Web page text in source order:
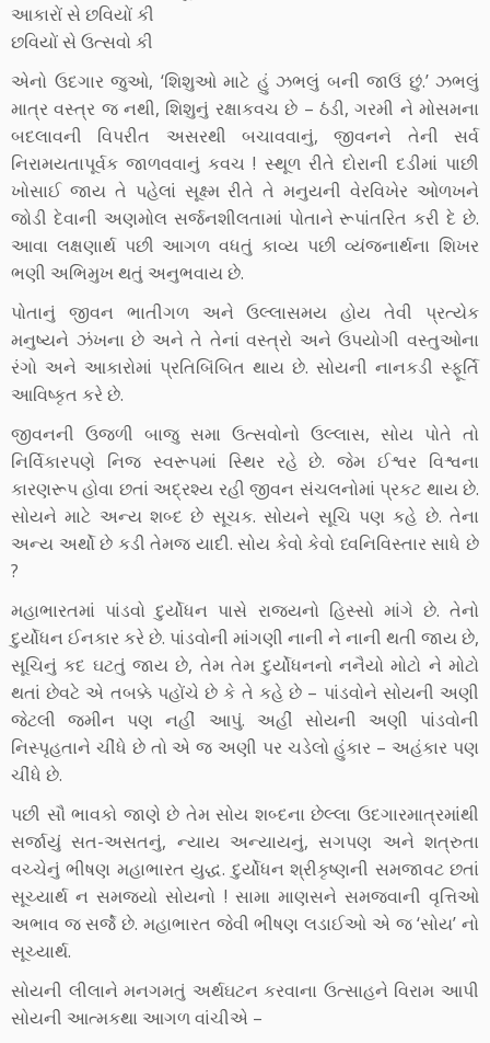
આકારોં સે છવિયોં કી
છવિયોં સે ઉત્સવો કી
એનો ઉદગાર જુઓ, ‘શિશુઓ માટે હું ઝભલું બની જાઉં છું.’ ઝભલું
માત્ર વસ્ત્ર જ નથી, શિશુનું રક્ષાકવચ છે – ઠંડી, ગરમી ને મોસમના
બદલાવની વિપરીત અસરથી બચાવવાનું, જીવનને તેની સર્વ
નિરામયતાપૂર્વક જાળવવાનું કવચ ! સ્થૂળ રીતે દોરાની દડીમાં પાછી
ખોસાઈ જાય તે પહેલાં સૂક્ષ્મ રીતે તે મનુયની વેરવિખેર ઓળખને
જોડી દેવાની અણમોલ સર્જનશીલતામાં પોતાને રૂપાંતરિત કરી દે છે.
આવા લક્ષણાર્થ પછી આગળ વધતું કાવ્ય પછી વ્યંજનાર્થના શિખર
ભણી અભિમુખ થતું અનુભવાય છે.
પોતાનું જીવન ભાતીગળ અને ઉલ્લાસમય હોય તેવી પ્રત્યેક
મનુષ્યને ઝંખના છે અને તે તેનાં વસ્ત્રો અને ઉપયોગી વસ્તુઓના
રંગો અને આકારોમાં પ્રતિબિંબિત થાય છે. સોયની નાનકડી સ્ફૂર્તિ
આવિષ્કૃત કરે છે.
જીવનની ઉજળી બાજુ સમા ઉત્સવોનો ઉલ્લાસ, સોય પોતે તો
નિર્વિકારપણે નિજ સ્વરૂપમાં સ્થિર રહે છે. જેમ ઈશ્વર વિશ્વના
કારણરૂપ હોવા છતાં અદ્રશ્ય રહી જીવન સંચલનોમાં પ્રકટ થાય છે.
સોયને માટે અન્ય શબ્દ છે સૂચક. સોયને સૂચિ પણ કહે છે. તેના
અન્ય અર્થો છે કડી તેમજ યાદી. સોય કેવો કેવો ધ્વનિવિસ્તાર સાધે છે
?
મહાભારતમાં પાંડવો દુર્યોધન પાસે રાજ્યનો હિસ્સો માંગે છે. તેનો
દુર્યોધન ઈનકાર કરે છે. પાંડવોની માંગણી નાની ને નાની થતી જાય છે,
સૂચિનું કદ ઘટતું જાય છે, તેમ તેમ દુર્યોધનનો નનૈયો મોટો ને મોટો
થતાં છેવટે એ તબક્કે પહોંચે છે કે તે કહે છે – પાંડવોને સોયની અણી
જેટલી જમીન પણ નહીં આપું. અહીં સોયની અણી પાંડવોની
નિસ્પૃહતાને ચીંધે છે તો એ જ અણી પર ચડેલો હુંકાર – અહંકાર પણ
ચીંધે છે.
પછી સૌ ભાવકો જાણે છે તેમ સોય શબ્દના છેલ્લા ઉદગારમાત્રમાંથી
સર્જાયું સત-અસતનું, ન્યાય અન્યાયનું, સગપણ અને શત્રુતા
વચ્ચેનું ભીષણ મહાભારત યુદ્ધ. દુર્યોધન શ્રીકૃષ્ણની સમજાવટ છતાં
સૂચ્યાર્થ ન સમજ્યો સોયનો ! સામા માણસને સમજવાની વૃત્તિઓ
અભાવ જ સર્જે છે. મહાભારત જેવી ભીષણ લડાઈઓ એ જ ‘સોય’ નો
સૂચ્યાર્થ.
સોયની લીલાને મનગમતું અર્થઘટન કરવાના ઉત્સાહને વિરામ આપી
સોયની આત્મકથા આગળ વાંચીએ –